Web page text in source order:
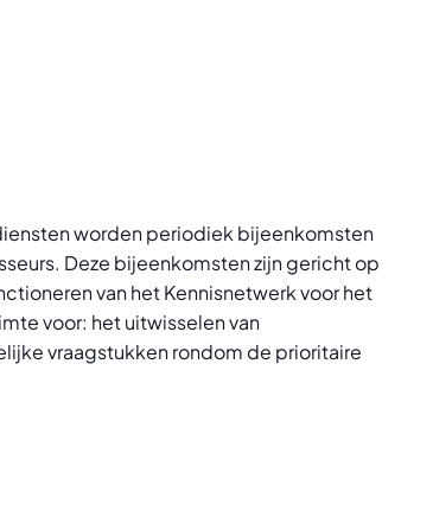
worden periodiek bijeenkomsten
Deze bijeenkomsten zijn gericht op
van het Kennisnetwerk voor het
voor: het uitwisselen van
vraagstukken rondom de prioritaire